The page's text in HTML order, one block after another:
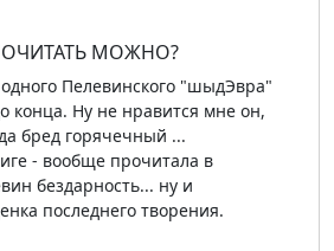
МОЖНО?
Пелевинского "шыдЭвра"
конца. Ну не нравится мне он,
бред горячечный ...
- вообще прочитала в
бездарность... ну и
последнего творения.